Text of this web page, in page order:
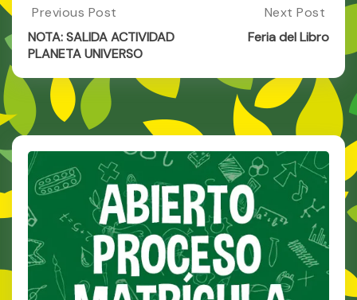
Post
navigation
Previous
Post:
NOTA:
ACTIVIDAD
PLANETA
UNIVERSO
Previous Post
NOTA: SALIDA ACTIVIDAD
PLANETA UNIVERSO
Next
Post:
Libro
Next Post
Feria del Libro